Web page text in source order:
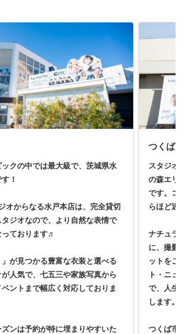
クの中では最大級で、茨城県水
！
オからなる水戸本店は、完全貸切
ジオなので、より自然な表情で
ております♬
」が見つかる豊富な衣装と選べる
人気で、七五三や家族写真から
ントまで幅広く対応しておりま
ンは予約が特に埋まりやすいた
つくば店
スタジオ
の森エリ
です。コ
らほど近
ナチュラ
に、撮影
ットをご
ト・ニュ
で、人生
します。
つくば市